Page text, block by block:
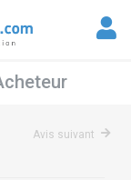
Avis suivant